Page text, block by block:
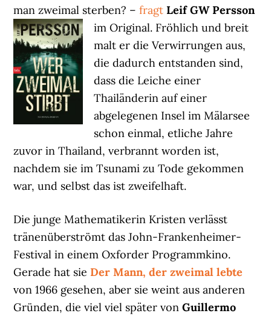
man zweimal sterben? –fragt Leif GW Persson
im Original. Fröhlich und breit
malt er die Verwirrungen aus,
die dadurch entstanden sind,
dass die Leiche einer
Thailänderin auf einer
abgelegenen Insel im Mälarsee
schon einmal, etliche Jahre
zuvor in Thailand, verbrannt worden ist,
nachdem sie im Tsunami zu Tode gekommen
war, und selbst das ist zweifelhaft.
Die junge Mathematikerin Kristen verlässt
tränenüberströmt das John-Frankenheimer-
Festival in einem Oxforder Programmkino.
Gerade hat sie Der Mann, der zweimal lebte
von 1966 gesehen, aber sie weint aus anderen
Gründen, die viel viel später vonGuillermo